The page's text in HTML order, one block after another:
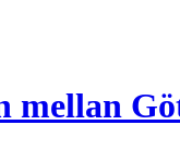
mellan